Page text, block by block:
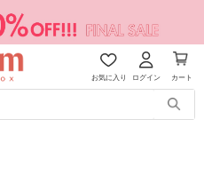
お気に入り ログイン カート